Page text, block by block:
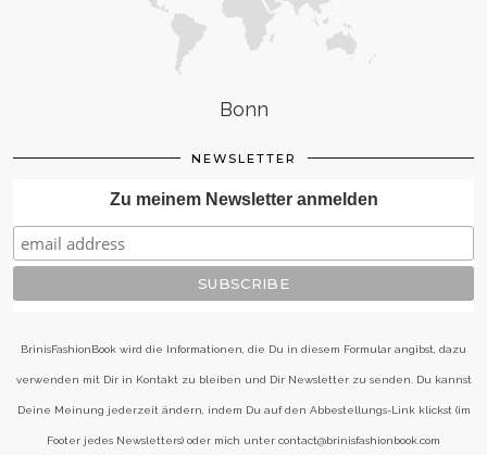
Bonn
NEWSLETTER
Zu meinem Newsletter anmelden
BrinisFashionBook wird die Informationen, die Du in diesem Formular angibst, dazu
verwenden mit Dir in Kontakt zu bleiben und Dir Newsletter zu senden. Du kannst
Deine Meinung jederzeit ändern, indem Du auf den Abbestellungs-Link klickst (im
Footer jedes Newsletters) oder mich unter contact@brinisfashionbook.com